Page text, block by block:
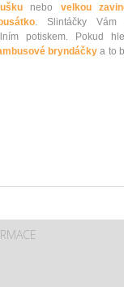
nebo velkou
. Slintáčky Vám
potiskem. Pokud
bryndáčky a to